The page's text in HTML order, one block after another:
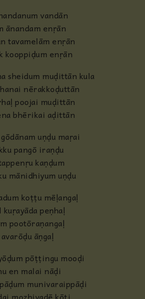
vandān
ānandam enṛān
tavamelām enṛān
kooppiḍum enṛān
sheidum muḍittān kula
nērakkoḍuttān
poojai muḍittān
bhērikai aḍittān
uṇḍu maṛai
pangō iraṇḍu
kaṇḍum
mānidhiyum uṇḍu
koṭṭu mēḷangaḷ
peṇhaḷ
pootōraṇangaḷ
āṇgaḷ
pōṭṭingu mooḍi
en malai nāḍi
munivaraippāḍi